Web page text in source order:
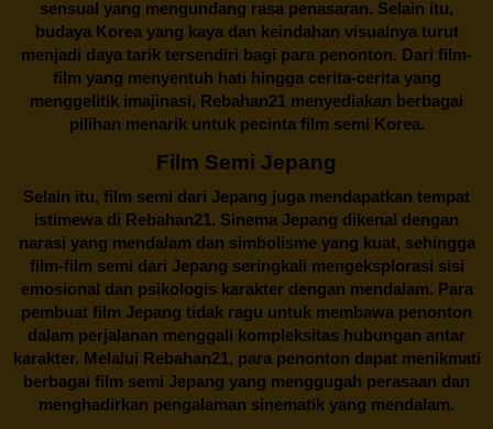
sensual yang mengundang rasa penasaran. Selain itu,
budaya Korea yang kaya dan keindahan visualnya turut
menjadi daya tarik tersendiri bagi para penonton. Dari film-
film yang menyentuh hati hingga cerita-cerita yang
menggelitik imajinasi, Rebahan21 menyediakan berbagai
pilihan menarik untuk pecinta film semi Korea.
Film Semi Jepang
Selain itu, film semi dari Jepang juga mendapatkan tempat
istimewa di Rebahan21. Sinema Jepang dikenal dengan
narasi yang mendalam dan simbolisme yang kuat, sehingga
film-film semi dari Jepang seringkali mengeksplorasi sisi
emosional dan psikologis karakter dengan mendalam. Para
pembuat film Jepang tidak ragu untuk membawa penonton
dalam perjalanan menggali kompleksitas hubungan antar
karakter. Melalui Rebahan21, para penonton dapat menikmati
berbagai film semi Jepang yang menggugah perasaan dan
menghadirkan pengalaman sinematik yang mendalam.